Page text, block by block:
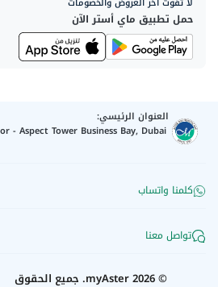
حمل تطبيق ماي أستر الآن
العنوان الرئيسي:
- Aspect Tower Business Bay, Dubai
كلمنا واتساب
تواصل معنا
©
2026
myAster. جميع الحقوق